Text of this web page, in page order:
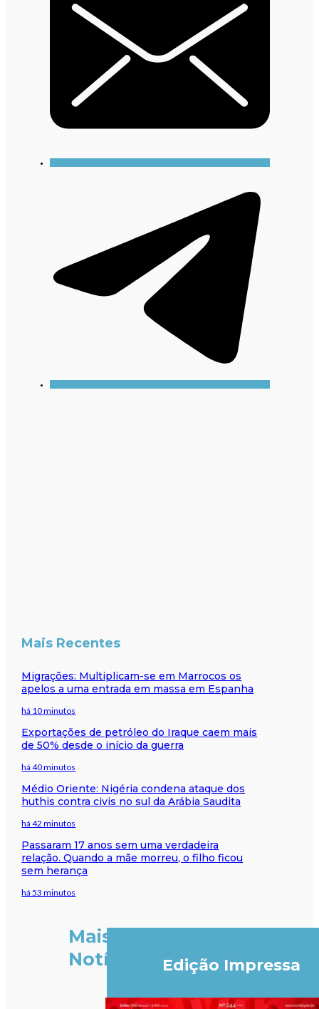
Mais Recentes
Migrações: Multiplicam-se em Marrocos os
apelos a uma entrada em massa em Espanha
há 10 minutos
Exportações de petróleo do Iraque caem mais
de 50% desde o início da guerra
há 40 minutos
Médio Oriente: Nigéria condena ataque dos
huthis contra civis no sul da Arábia Saudita
há 42 minutos
Passaram 17 anos sem uma verdadeira
relação. Quando a mãe morreu, o filho ficou
sem herança
há 53 minutos
Mais
Notícias
Edição Impressa